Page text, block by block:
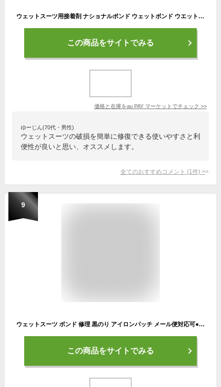
ウェットスーツ用接着剤 ナショナルボンド ウェットボンド ウエットボンド ウェット補修/ウエット修理/ボンド単品
この商品をサイトでみる
価格と在庫をau PAY マーケット でチェック >>
ゆーじん(70代・男性)
ウェットスーツの破損を簡単に修復できる使いやすさと利
便性が良いと思い、オススメします。
全てのおすすめコメント (1 件) >
9
ウェットスーツ ボンド 修理 黒のり アイロンパッチ メール便対応可●ウェットボンド + リペアーパッチシートセット
この商品をサイトでみる